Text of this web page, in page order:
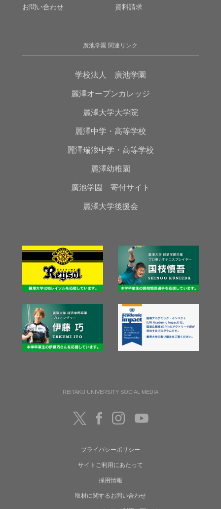
お問い合わせ 資料請求
廣池学園 関連リンク
学校法人 廣池学園
麗澤オープンカレッジ
麗澤大学大学院
麗澤中学・高等学校
麗澤瑞浪中学・高等学校
麗澤幼稚園
廣池学園 寄付サイト
麗澤大学後援会
REITAKU UNIVERSITY SOCIAL MEDIA
プライバシーポリシー
サイトご利用にあたって
採用情報
取材に関するお問い合わせ